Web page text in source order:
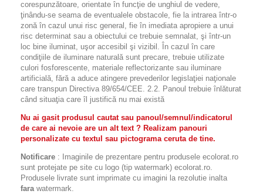
corespunzătoare, orientate în funcţie de unghiul de vedere,
ţinându-se seama de eventualele obstacole, fie la intrarea într-o
zonă în cazul unui risc general, fie în imediata apropiere a unui
risc determinat sau a obiectului ce trebuie semnalat, şi într-un
loc bine iluminat, uşor accesibil şi vizibil. În cazul în care
condiţiile de iluminare naturală sunt precare, trebuie utilizate
culori fosforescente, materiale reflectorizante sau iluminare
artificială, fără a aduce atingere prevederilor legislaţiei naţionale
care transpun Directiva 89/654/CEE. 2.2. Panoul trebuie înlăturat
când situaţia care îl justifică nu mai există
Nu ai gasit produsul cautat sau panoul/semnul/indicatorul
de care ai nevoie are un alt text ? Realizam panouri
personalizate cu textul sau pictograma ceruta de tine.
Notificare : Imaginile de prezentare pentru produsele ecolorat.ro
sunt protejate pe site cu logo (tip watermark) ecolorat.ro.
Produsele livrate sunt imprimate cu imagini la rezolutie inalta
farawatermark.